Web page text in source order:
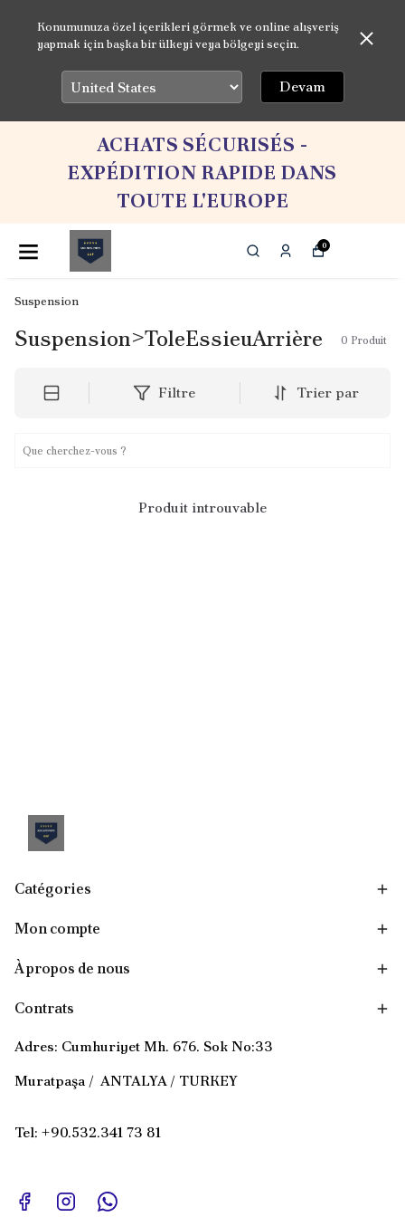
Konumunuza özel içerikleri görmek ve online alışveriş
yapmak için başka bir ülkeyi veya bölgeyi seçin.
Devam
ACHATS SÉCURISÉS -
EXPÉDITION RAPIDE DANS
TOUTE L'EUROPE
0
Suspension
Suspension>ToleEssieuArrière 0 Produit
Filtre Trier par
Produit introuvable
Catégories
Mon compte
À propos de nous
Contrats
Adres: Cumhuriyet Mh. 676. Sok No:33
Muratpaşa / ANTALYA / TURKEY
Tel: +90.532.341 73 81